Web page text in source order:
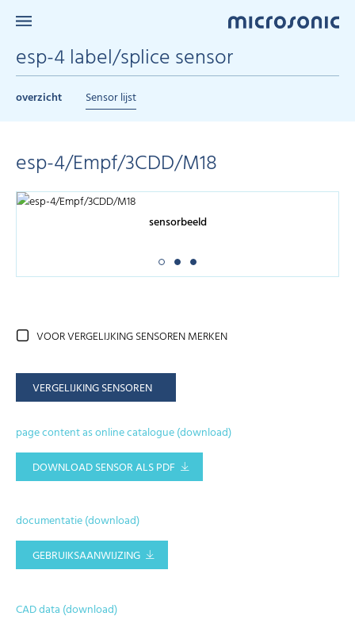
esp-4 label/splice sensor
overzicht Sensor lijst
esp-4/Empf/3CDD/M18
sensorbeeld
VOOR VERGELIJKING SENSOREN MERKEN
VERGELIJKING SENSOREN
page content as online catalogue (download)
DOWNLOAD SENSOR ALS PDF
documentatie (download)
GEBRUIKSAANWIJZING
CAD data (download)